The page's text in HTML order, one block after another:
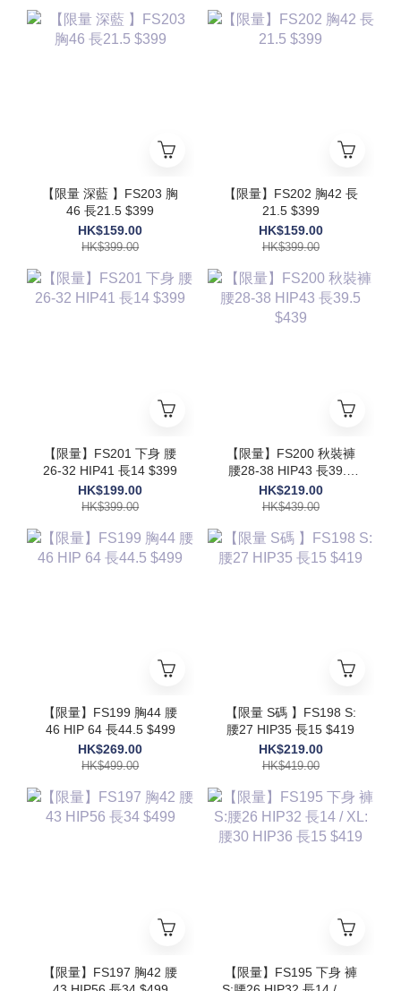
【限量 深藍 】FS203 胸
46 長21.5 $399
HK$159.00
HK$399.00
【限量】FS202 胸42 長
21.5 $399
HK$159.00
HK$399.00
【限量】FS201 下身 腰
26-32 HIP41 長14 $399
HK$199.00
HK$399.00
【限量】FS200 秋裝褲
腰28-38 HIP43 長39.5
$439
HK$219.00
HK$439.00
【限量】FS199 胸44 腰
46 HIP 64 長44.5 $499
HK$269.00
HK$499.00
【限量 S碼 】FS198 S:
腰27 HIP35 長15 $419
HK$219.00
HK$419.00
【限量】FS197 胸42 腰
【限量】FS195 下身 褲